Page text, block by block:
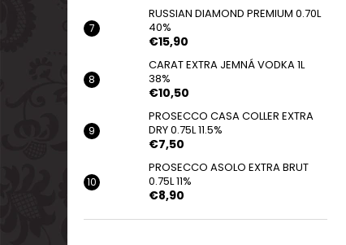
RUSSIAN DIAMOND PREMIUM 0.70L
40%
€15,90
CARAT EXTRA JEMNÁ VODKA 1L
38%
€10,50
PROSECCO CASA COLLER EXTRA
DRY 0.75L 11.5%
€7,50
PROSECCO ASOLO EXTRA BRUT
0.75L 11%
€8,90